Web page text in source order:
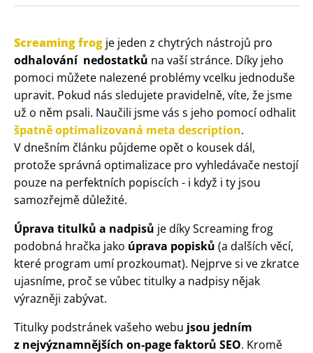
Screaming frog je jeden z chytrých nástrojů pro
odhalování nedostatků na vaší stránce. Díky jeho
pomoci můžete nalezené problémy vcelku jednoduše
upravit. Pokud nás sledujete pravidelně, víte, že jsme
už o něm psali. Naučili jsme vás s jeho pomocí odhalit
špatně optimalizovaná meta description.
V dnešním článku půjdeme opět o kousek dál,
protože správná optimalizace pro vyhledávače nestojí
pouze na perfektních popiscích - i když i ty jsou
samozřejmě důležité.
Úprava titulků a nadpisů je díky Screaming frog
podobná hračka jako úprava popisků (a dalších věcí,
které program umí prozkoumat). Nejprve si ve zkratce
ujasníme, proč se vůbec titulky a nadpisy nějak
výrazněji zabývat.
Titulky podstránek vašeho webu jsou jedním
z nejvýznamnějších on-page faktorů SEO. Kromě